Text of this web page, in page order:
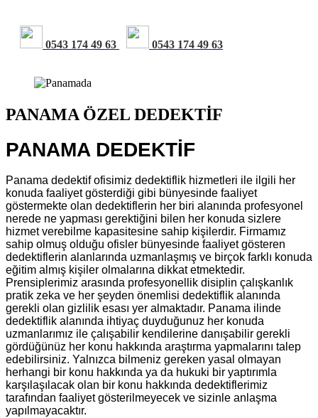
0543 174 49 63 0543 174 49 63
PANAMA ÖZEL DEDEKTİF
PANAMA DEDEKTİF
Panama dedektif ofisimiz dedektiflik hizmetleri ile ilgili her
konuda faaliyet gösterdiği gibi bünyesinde faaliyet
göstermekte olan dedektiflerin her biri alanında profesyonel
nerede ne yapması gerektiğini bilen her konuda sizlere
hizmet verebilme kapasitesine sahip kişilerdir. Firmamız
sahip olmuş olduğu ofisler bünyesinde faaliyet gösteren
dedektiflerin alanlarında uzmanlaşmış ve birçok farklı konuda
eğitim almış kişiler olmalarına dikkat etmektedir.
Prensiplerimiz arasında profesyonellik disiplin çalışkanlık
pratik zeka ve her şeyden önemlisi dedektiflik alanında
gerekli olan gizlilik esası yer almaktadır. Panama ilinde
dedektiflik alanında ihtiyaç duyduğunuz her konuda
uzmanlarımız ile çalışabilir kendilerine danışabilir gerekli
gördüğünüz her konu hakkında araştırma yapmalarını talep
edebilirsiniz. Yalnızca bilmeniz gereken yasal olmayan
herhangi bir konu hakkında ya da hukuki bir yaptırımla
karşılaşılacak olan bir konu hakkında dedektiflerimiz
tarafından faaliyet gösterilmeyecek ve sizinle anlaşma
yapılmayacaktır.